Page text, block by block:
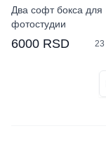
Два софт бокса для
фотостудии
6000 RSD 23